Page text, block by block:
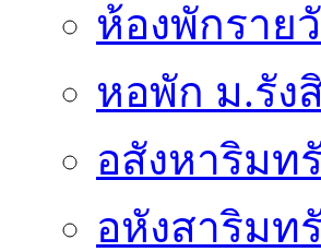
ห้องพักราย
หอพัก ม.รัง
อสังหาริมท
อหังสาริมท